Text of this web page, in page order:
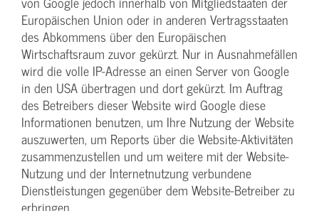
Europäischen Union oder in anderen Vertragsstaaten
des Abkommens über den Europäischen
Wirtschaftsraum zuvor gekürzt. Nur in Ausnahmefällen
wird die volle IP-Adresse an einen Server von Google
in den USA übertragen und dort gekürzt. Im Auftrag
des Betreibers dieser Website wird Google diese
Informationen benutzen, um Ihre Nutzung der Website
auszuwerten, um Reports über die Website-Aktivitäten
zusammenzustellen und um weitere mit der Website-
Nutzung und der Internetnutzung verbundene
Dienstleistungen gegenüber dem Website-Betreiber zu
erbringen.